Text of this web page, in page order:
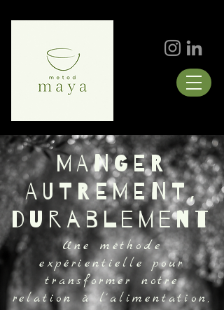
MANGER
AUTREMENT,
durablement
Une méthode
expérientielle pour
transformer notre
relation à l'alimentation,